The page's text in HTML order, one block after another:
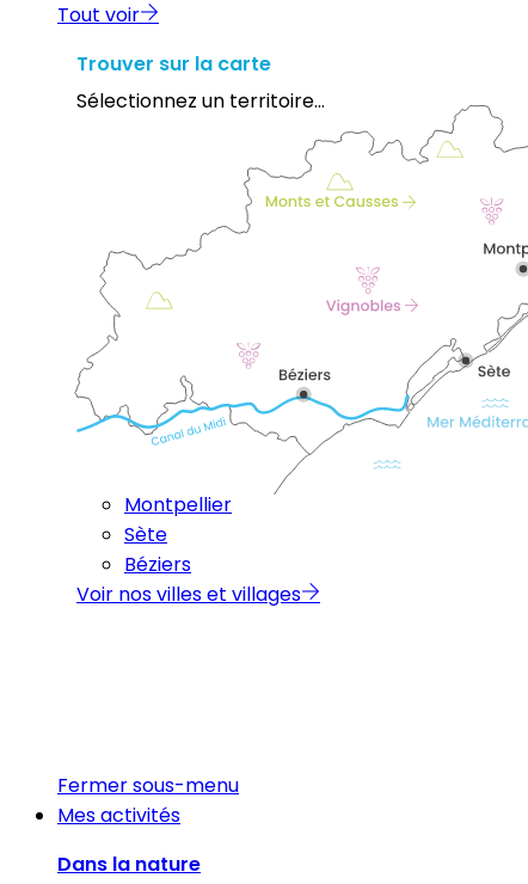
Tout voir
Trouver sur la carte
Sélectionnez un territoire...
Montpellier
Sète
Béziers
Voir nos villes et villages
Fermer sous-menu
Mes activités
Dans la nature